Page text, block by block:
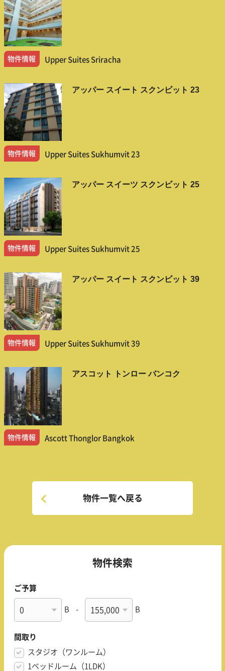
物件情報 Upper Suites Sriracha
アッパー スイート スクンビット 23
物件情報 Upper Suites Sukhumvit 23
アッパー スイーツ スクンビット 25
物件情報 Upper Suites Sukhumvit 25
アッパー スイート スクンビット 39
物件情報 Upper Suites Sukhumvit 39
アスコット トンロー バンコク
物件情報 Ascott Thonglor Bangkok
物件一覧へ戻る
物件検索
ご予算
B - B
間取り
スタジオ（ワンルーム）
1ベッドルーム（1LDK）